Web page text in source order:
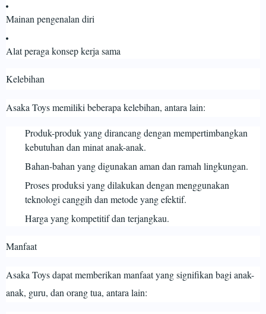
Mainan pengenalan diri
Alat peraga konsep kerja sama
Kelebihan
Asaka Toys memiliki beberapa kelebihan, antara lain:
Produk-produk yang dirancang dengan mempertimbangkan
kebutuhan dan minat anak-anak.
Bahan-bahan yang digunakan aman dan ramah lingkungan.
Proses produksi yang dilakukan dengan menggunakan
teknologi canggih dan metode yang efektif.
Harga yang kompetitif dan terjangkau.
Manfaat
Asaka Toys dapat memberikan manfaat yang signifikan bagi anak-
anak, guru, dan orang tua, antara lain: